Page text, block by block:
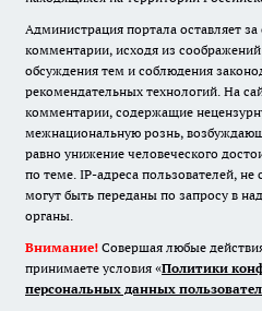
Администрация портала оставляет
комментарии, исходя из
обсуждения тем и соблюдения
рекомендательных технологий. На
комментарии, содержащие
межнациональную рознь,
равно унижение человеческого
по теме. IP-адреса пользователей,
могут быть переданы по запросу в
органы.
Внимание! Совершая любые
принимаете условия «Политики
персональных данных